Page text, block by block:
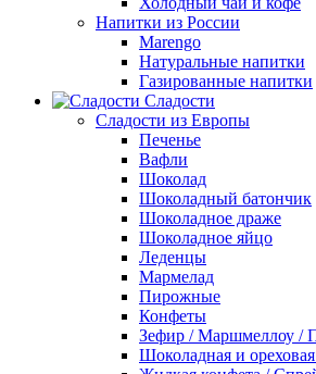
Напитки из России
Marengo
Натуральные напитки
Газированные напитки
Сладости
Сладости из Европы
Печенье
Вафли
Шоколад
Шоколадный батончик
Шоколадное драже
Шоколадное яйцо
Леденцы
Мармелад
Пирожные
Конфеты
Зефир / Маршмеллоу /
Шоколадная и ореховая